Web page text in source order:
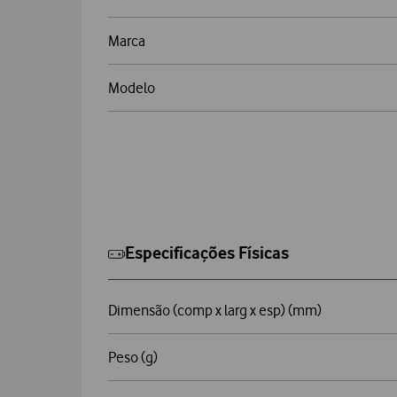
Marca
Modelo
Especificações Físicas
Dimensão (comp x larg x esp) (mm)
Peso (g)